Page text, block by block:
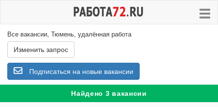
Все вакансии, Тюмень, удалённая работа
Изменить запрос
Подписаться на новые вакансии
Найдено 3 вакансии